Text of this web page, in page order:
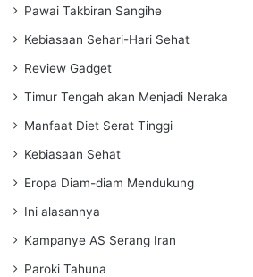
Pawai Takbiran Sangihe
Kebiasaan Sehari-Hari Sehat
Review Gadget
Timur Tengah akan Menjadi Neraka
Manfaat Diet Serat Tinggi
Kebiasaan Sehat
Eropa Diam-diam Mendukung
Ini alasannya
Kampanye AS Serang Iran
Paroki Tahuna